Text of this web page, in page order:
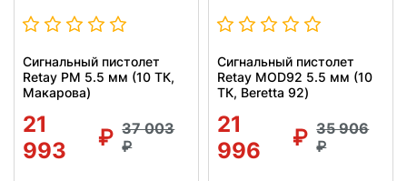
Сигнальный пистолет
Retay PM 5.5 мм (10 ТК,
Макарова)
21
993
37 003
Сигнальный пистолет
Retay MOD92 5.5 мм (10
ТК, Beretta 92)
21
996
35 906